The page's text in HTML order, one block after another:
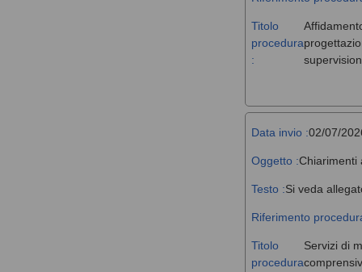
Titolo
procedura
:
Data invio :02/07/
Oggetto :Chiarimenti
Testo :Si veda
Riferimento
Titolo
procedura
Servizi di